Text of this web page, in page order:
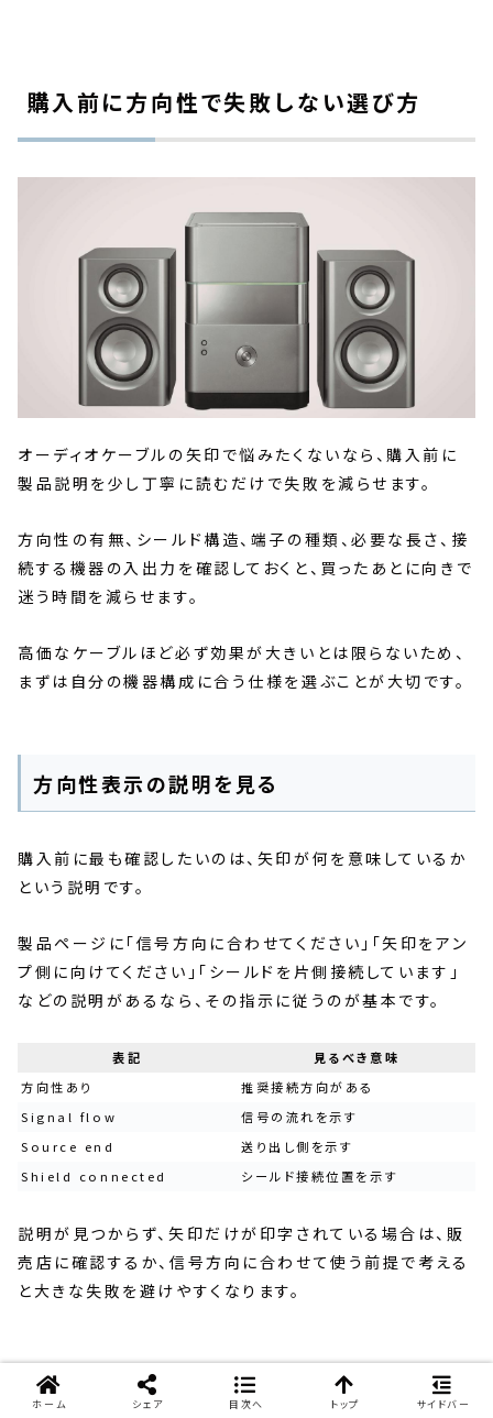
購入前に方向性で失敗しない選び方
オーディオケーブルの矢印で悩みたくないなら、購入前に
製品説明を少し丁寧に読むだけで失敗を減らせます。
方向性の有無、シールド構造、端子の種類、必要な長さ、接
続する機器の入出力を確認しておくと、買ったあとに向きで
迷う時間を減らせます。
高価なケーブルほど必ず効果が大きいとは限らないため、
まずは自分の機器構成に合う仕様を選ぶことが大切です。
方向性表示の説明を見る
購入前に最も確認したいのは、矢印が何を意味しているか
という説明です。
製品ページに「信号方向に合わせてください」「矢印をアン
プ側に向けてください」「シールドを片側接続しています」
などの説明があるなら、その指示に従うのが基本です。
表記
見るべき意味
方向性あり
推奨接続方向がある
Signal flow
信号の流れを示す
Source end
送り出し側を示す
Shield connected
シールド接続位置を示す
説明が見つからず、矢印だけが印字されている場合は、販
売店に確認するか、信号方向に合わせて使う前提で考える
と大きな失敗を避けやすくなります。
長さを必要以上に伸ばさない
ホーム シェア 目次へ トップ サイドバー